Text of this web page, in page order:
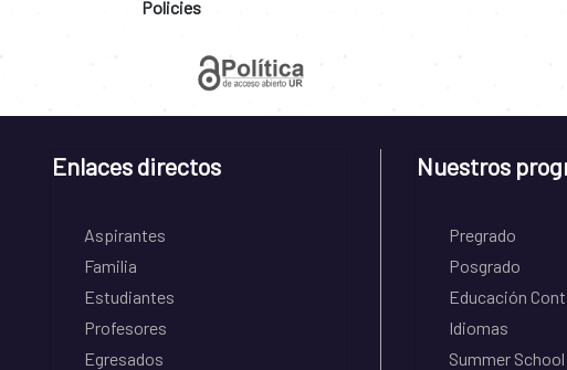
Policies
Enlaces directos
Aspirantes
Familia
Estudiantes
Profesores
Egresados
Nuestros
Pregrado
Posgrado
Educación
Idiomas
Summer School